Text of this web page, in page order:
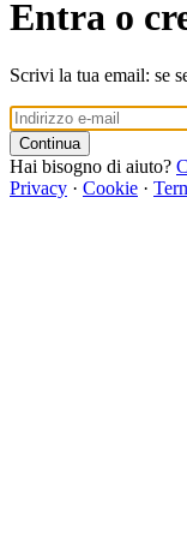
Entra o
Scrivi la tua email: se
Continua
Hai bisogno di aiuto?
Privacy · Cookie ·